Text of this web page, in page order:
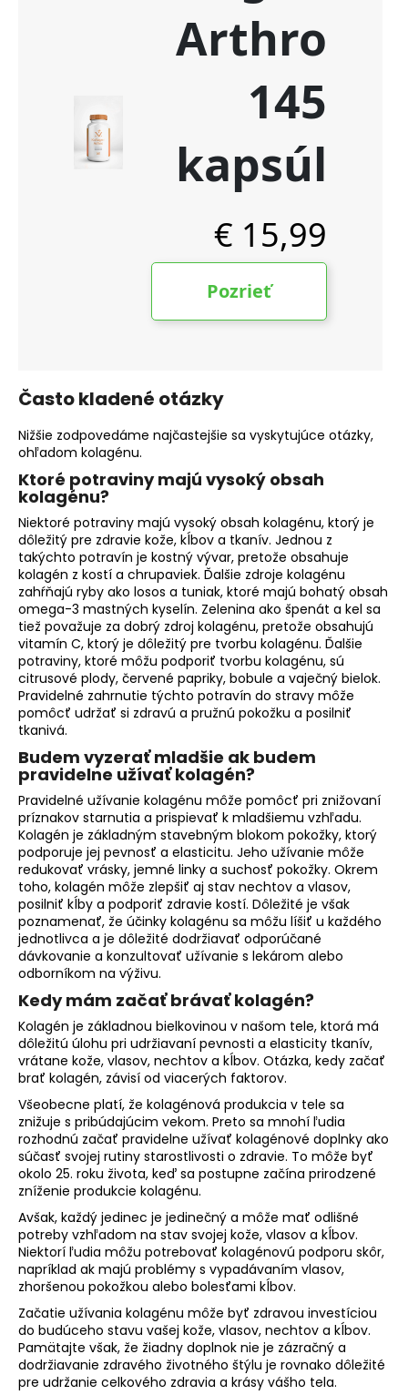
Často kladené otázky
Nižšie zodpovedáme najčastejšie sa vyskytujúce otázky,
ohľadom kolagénu.
Ktoré potraviny majú vysoký obsah
kolagénu?
Niektoré potraviny majú vysoký obsah kolagénu, ktorý je
dôležitý pre zdravie kože, kĺbov a tkanív. Jednou z
takýchto potravín je kostný vývar, pretože obsahuje
kolagén z kostí a chrupaviek. Ďalšie zdroje kolagénu
zahŕňajú ryby ako losos a tuniak, ktoré majú bohatý obsah
omega-3 mastných kyselín. Zelenina ako špenát a kel sa
tiež považuje za dobrý zdroj kolagénu, pretože obsahujú
vitamín C, ktorý je dôležitý pre tvorbu kolagénu. Ďalšie
potraviny, ktoré môžu podporiť tvorbu kolagénu, sú
citrusové plody, červené papriky, bobule a vaječný bielok.
Pravidelné zahrnutie týchto potravín do stravy môže
pomôcť udržať si zdravú a pružnú pokožku a posilniť
tkanivá.
Budem vyzeraťmladšie ak budem
pravidelne užívať kolagén?
Pravidelné užívanie kolagénu môže pomôcť pri znižovaní
príznakov starnutia a prispievať k mladšiemu vzhľadu.
Kolagén je základným stavebným blokom pokožky, ktorý
podporuje jej pevnosť a elasticitu. Jeho užívanie môže
redukovať vrásky, jemné linky a suchosť pokožky. Okrem
toho, kolagén môže zlepšiť aj stav nechtov a vlasov,
posilniť kĺby a podporiť zdravie kostí. Dôležité je však
poznamenať, že účinky kolagénu sa môžu líšiť u každého
jednotlivca a je dôležité dodržiavať odporúčané
dávkovanie a konzultovať užívanie s lekárom alebo
odborníkom na výživu.
Kedy mám začať brávať kolagén?
Kolagén je základnou bielkovinou v našom tele, ktorá má
dôležitú úlohu pri udržiavaní pevnosti a elasticity tkanív,
vrátane kože, vlasov, nechtov a kĺbov. Otázka, kedy začať
brať kolagén, závisí od viacerých faktorov.
Všeobecne platí, že kolagénová produkcia v tele sa
znižuje s pribúdajúcim vekom. Preto sa mnohí ľudia
rozhodnú začať pravidelne užívať kolagénové doplnky ako
súčasť svojej rutiny starostlivosti o zdravie. To môže byť
okolo 25. roku života, keď sa postupne začína prirodzené
zníženie produkcie kolagénu.
Avšak, každý jedinec je jedinečný a môže mať odlišné
potreby vzhľadom na stav svojej kože, vlasov a kĺbov.
Niektorí ľudia môžu potrebovať kolagénovú podporu skôr,
napríklad ak majú problémy s vypadávaním vlasov,
zhoršenou pokožkou alebo bolesťami kĺbov.
Začatie užívania kolagénu môže byť zdravou investíciou
do budúceho stavu vašej kože, vlasov, nechtov a kĺbov.
Pamätajte však, že žiadny doplnok nie je zázračný a
dodržiavanie zdravého životného štýlu je rovnako dôležité
pre udržanie celkového zdravia a krásy vášho tela.